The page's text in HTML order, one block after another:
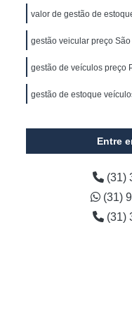
Gerenciamento de
Frota e Transportes
em Coleta de
Gerenciamento de
Empresa
Gestão de
Gestão de Frota de
Gestão de
Gestão
valor de gestão de
gestão veicular preço
gestão de veículos preço
gestão de estoque
Entre
(31)
(31)
(31)